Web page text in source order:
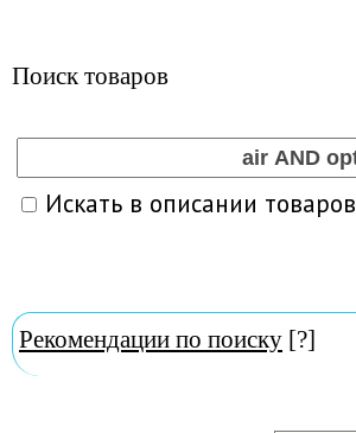
Поиск товаров
Искать в описании товаров
Рекомендации по поиску [?]